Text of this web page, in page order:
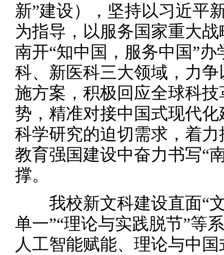
新”建设），坚持以习近平
为指导，以服务国家重大
南开“知中国，服务中国”
科、新医科三大领域，力
施方案，积极回应全球科
势，精准对接中国式现代
科学研究的迫切需求，着
教育强国建设中奋力书写“
撑。
我校新文科建设直面“文
单一”“理论与实践脱节”等
人工智能赋能、理论与中